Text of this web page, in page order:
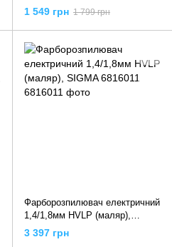
1л., 0.14-0.35 Бар, 100-200 мл /
хв, DT-5045 INTERTOOL
1 549 грн 1 799 грн
Фарборозпилювач електричний
1,4/1,8мм HVLP (маляр),
SIGMA 6816011
3 397 грн